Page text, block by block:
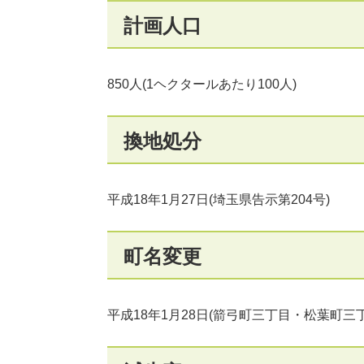
計画人口
850人(1ヘクタールあたり100人)
換地処分
平成18年1月27日(埼玉県告示第204号)
町名変更
平成18年1月28日(箭弓町三丁目・松葉町三